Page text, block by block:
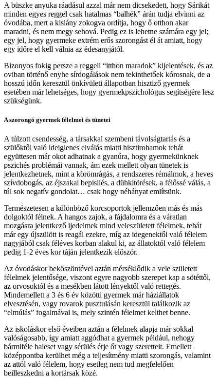
A büszke anyuka ráadásul azzal már nem dicsekedett, hogy Sárikát
minden egyes reggel csak hatalmas “balhék” árán tudja elvinni az
óvodába, mert a kislány zokogva ordítja, hogy ő otthon akar
maradni, és nem megy sehová. Pedig ez is lehetne számára egy jel;
egy jel, hogy gyermeke extrém erős szorongást él át amiatt, hogy
egy időre el kell válnia az édesanyjától.
Bizonyos fokig persze a reggeli “itthon maradok” kijelentések, és az
oviban történő enyhe sírdogálások nem tekinthetőek kórosnak, de a
hosszú időn keresztül önkívületi állapotban hisztiző gyermek
esetében már lehetséges, hogy gyermekpszichológus segítségére lesz
szükségünk.
A szorongó gyermek félelmei és tünetei
A túlzott csendesség, a társakkal szembeni távolságtartás és a
szülőktől való ideiglenes elválás miatti hisztirohamok tehát
együttesen már okot adhatnak a gyanúra, hogy gyermekünknek
pszichés problémái vannak, ám ezek mellett olyan tünetek is
jelentkezhetnek, mint a körömrágás, a rendszeres rémálmok, a heves
szívdobogás, az éjszakai bepisilés, a dühkitörések, a félőssé válás, a
túl sok negatív gondolat… csak hogy néhányat említsünk.
Természetesen a különböző korcsoportok jellemzően más és más
dolgoktól félnek. A hangos zajok, a fájdalomra és a váratlan
mozgásra jelentkező ijedelmek mind veleszületett félelmek, tehát
már egy újszülött is reagál ezekre, míg az idegenektől való félelem
nagyjából csak féléves korban alakul ki, az állatoktól való félelem
pedig 1-2 éves kor táján jelentkezik először.
Az óvodáskor beköszöntével aztán mérséklődik a vele született
félelmek jelentősége, viszont egyre nagyobb szerepet kap a sötéttől,
az orvosoktól és a mesékben látott lényektől való rettegés.
Mindemellett a 3 és 6 év közötti gyermek már háziállatok
elvesztésén, vagy rovarok pusztulásán keresztül találkozik az
“elmúlás” fogalmával is, mely szintén félelmet kelthet benne.
Az iskoláskor első éveiben aztán a félelmek alapja már sokkal
valóságosabb, így amiatt aggódhat a gyermek például, nehogy
bármiféle baleset vagy sérülés érje őt vagy szeretteit. Emellett
középpontba kerülhet még a teljesítmény miatti szorongás, valamint
az attól való félelem, hogy esetleg nem tud megfelelően
beilleszkedni a kortársak közé.